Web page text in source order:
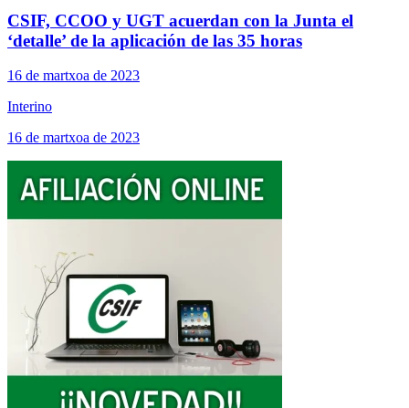
CSIF, CCOO y UGT acuerdan con la Junta el
‘detalle’ de la aplicación de las 35 horas
16 de martxoa de 2023
Interino
16 de martxoa de 2023